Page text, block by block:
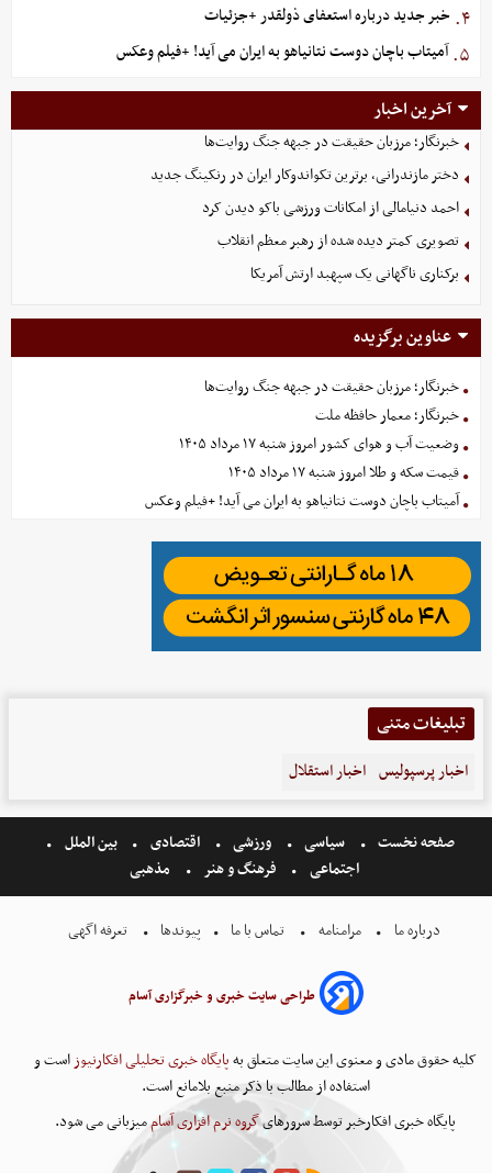
۴. خبر جدید درباره استعفای ذولقدر +جزئیات
۵. آمیتاب باچان دوست نتانیاهو به ایران می آید! +فیلم وعکس
آخرین اخبار
خبرنگار؛ مرزبان حقیقت در جبهه جنگ روایت‌ها
دختر مازندرانی، برترین تکواندوکار ایران در رنکینگ جدید
احمد دنیامالی از امکانات ورزشی باکو دیدن کرد
تصویری کمتر دیده شده از رهبر معظم انقلاب
برکناری ناگهانی یک سپهبد ارتش آمریکا
عناوین برگزیده
خبرنگار؛ مرزبان حقیقت در جبهه جنگ روایت‌ها
خبرنگار؛ معمار حافظه ملت
وضعیت آب و هوای کشور امروز شنبه ۱۷ مرداد ۱۴۰۵
قیمت سکه و طلا امروز شنبه ۱۷ مرداد ۱۴۰۵
آمیتاب باچان دوست نتانیاهو به ایران می آید! +فیلم وعکس
تبلیغات متنی
اخبار پرسپولیس اخبار استقلال
صفحه نخست سیاسی ورزشی اقتصادی
بین الملل
اجتماعی
فرهنگ و هنر مذهبی
درباره ما مرامنامه تماس با ما پیوندها تعرفه اگهی
طراحی سایت خبری و خبرگزاری آسام
کلیه حقوق مادی و معنوی این سایت متعلق بهپایگاه خبری تحلیلی افکارنیوزاست و
استفاده از مطالب با ذکر منبع بلامانع است.
پایگاه خبری افکارخبر توسط سرورهایگروه نرم افزاری آساممیزبانی می شود.